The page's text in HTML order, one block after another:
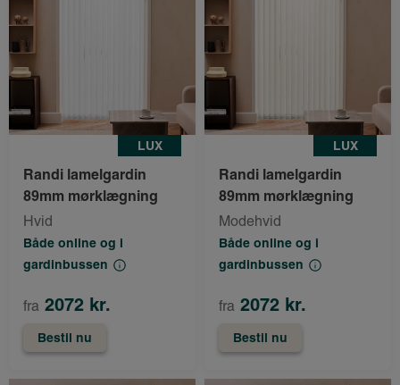
LUX
Randi lamelgardin
89mm mørklægning
Hvid
Både online og i
gardinbussen
fra 2072 kr.
Bestil nu
LUX
Randi lamelgardin
89mm mørklægning
Modehvid
Både online og i
gardinbussen
fra 2072 kr.
Bestil nu